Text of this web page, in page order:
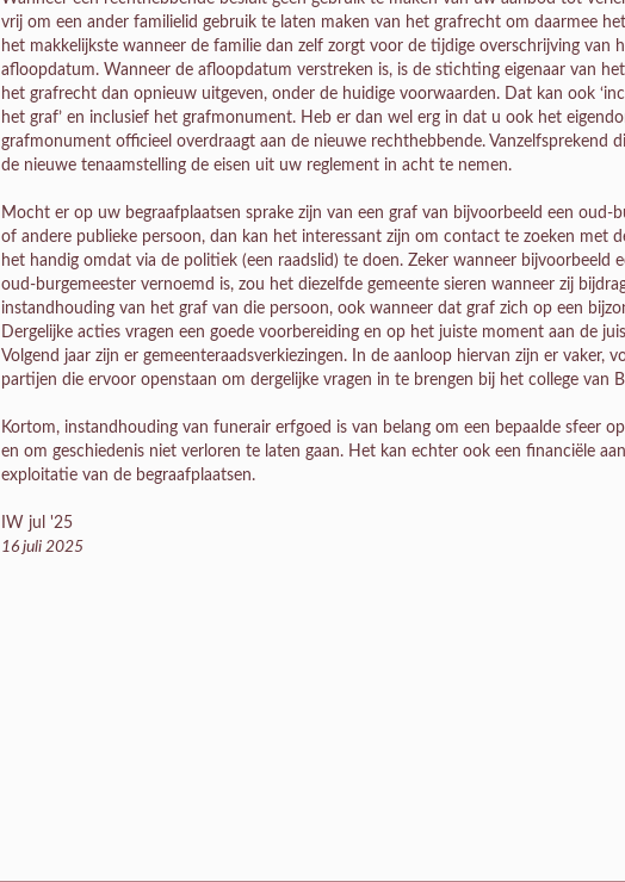
vrij om een ander familielid gebruik te laten maken van het grafrecht om daarmee
het makkelijkste wanneer de familie dan zelf zorgt voor de tijdige overschrijving van
afloopdatum. Wanneer de afloopdatum verstreken is, is de stichting eigenaar van
het grafrecht dan opnieuw uitgeven, onder de huidige voorwaarden. Dat kan ook
het graf’ en inclusief het grafmonument. Heb er dan wel erg in dat u ook het
grafmonument officieel overdraagt aan de nieuwe rechthebbende. Vanzelfsprekend
de nieuwe tenaamstelling de eisen uit uw reglement in acht te nemen.
Mocht er op uw begraafplaatsen sprake zijn van een graf van bijvoorbeeld een oud-
of andere publieke persoon, dan kan het interessant zijn om contact te zoeken met
het handig omdat via de politiek (een raadslid) te doen. Zeker wanneer bijvoorbeeld
oud-burgemeester vernoemd is, zou het diezelfde gemeente sieren wanneer zij
instandhouding van het graf van die persoon, ook wanneer dat graf zich op een
Dergelijke acties vragen een goede voorbereiding en op het juiste moment aan de
Volgend jaar zijn er gemeenteraadsverkiezingen. In de aanloop hiervan zijn er vaker,
partijen die ervoor openstaan om dergelijke vragen in te brengen bij het college van
Kortom, instandhouding van funerair erfgoed is van belang om een bepaalde sfeer
en om geschiedenis niet verloren te laten gaan. Het kan echter ook een financiële
exploitatie van de begraafplaatsen.
IW jul '25
16 juli 2025